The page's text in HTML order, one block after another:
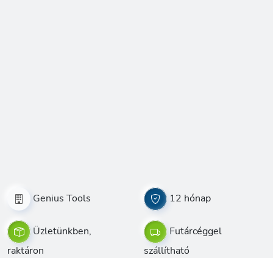
Genius Tools 12 hónap
Üzletünkben,
raktáron
Futárcéggel
szállítható